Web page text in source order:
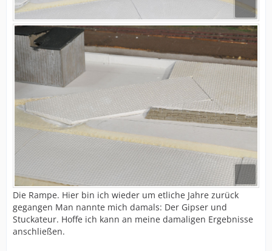
Die Rampe. Hier bin ich wieder um etliche Jahre zurück
gegangen Man nannte mich damals: Der Gipser und
Stuckateur. Hoffe ich kann an meine damaligen Ergebnisse
anschließen.